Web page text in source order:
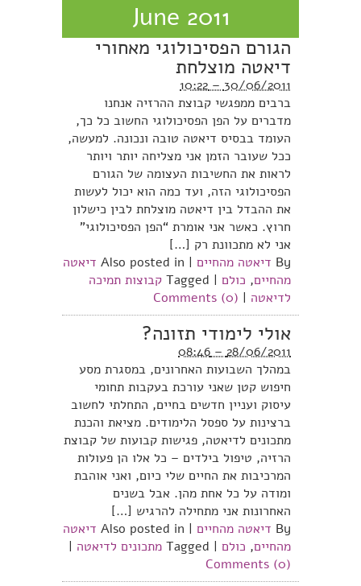
June 2011
הגורם הפסיכולוגי מאחורי
דיאטה מוצלחת
30/06/2011 – 10:22
ברבים ממפגשי קבוצת ההרזיה אנחנו
מדברים על הפן הפסיכולוגי החשוב כל כך,
העומד בבסיס דיאטה טובה ונכונה. למעשה,
ככל שעובר הזמן אני מצליחה יותר ויותר
לראות את החשיבות העצומה של הגורם
הפסיכולוגי הזה, ועד כמה הוא יכול לעשות
את ההבדל בין דיאטה מוצלחת לבין כישלון
חרוץ. כאשר אני אומרת “הפן הפסיכולוגי”
אני לא מתכוונת רק […]
By דיאטה מהחיים |
Also posted in דיאטה
מהחיים, כולם |
Tagged קבוצות תמיכה
לדיאטה |
Comments (0)
אולי לימודי תזונה?
28/06/2011 – 08:46
במהלך השבועות האחרונים, במסגרת מסע
חיפוש קטן שאני עורכת בעקבות תחומי
עיסוק ועניין חדשים בחיים, התחלתי לחשוב
ברצינות על ספסל הלימודים. מציאת והכנת
מתכונים לדיאטה, פגישות קבועות של קבוצת
הרזיה, טיפול בילדים – כל אלו הן פעולות
המרכיבות את החיים שלי כיום, ואני אוהבת
ומודה על כל אחת מהן. אבל בשנים
האחרונות אני מתחילה להרגיש […]
By דיאטה מהחיים |
Also posted in דיאטה
מהחיים, כולם |
Tagged מתכונים לדיאטה |
Comments (0)